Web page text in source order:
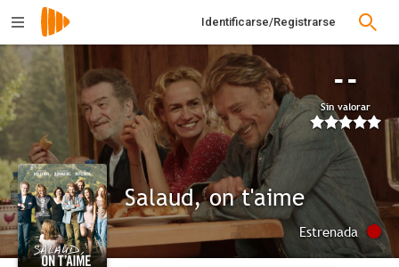
Identificarse/Registrarse
--
Sin valorar
Salaud, on t'aime
Estrenada